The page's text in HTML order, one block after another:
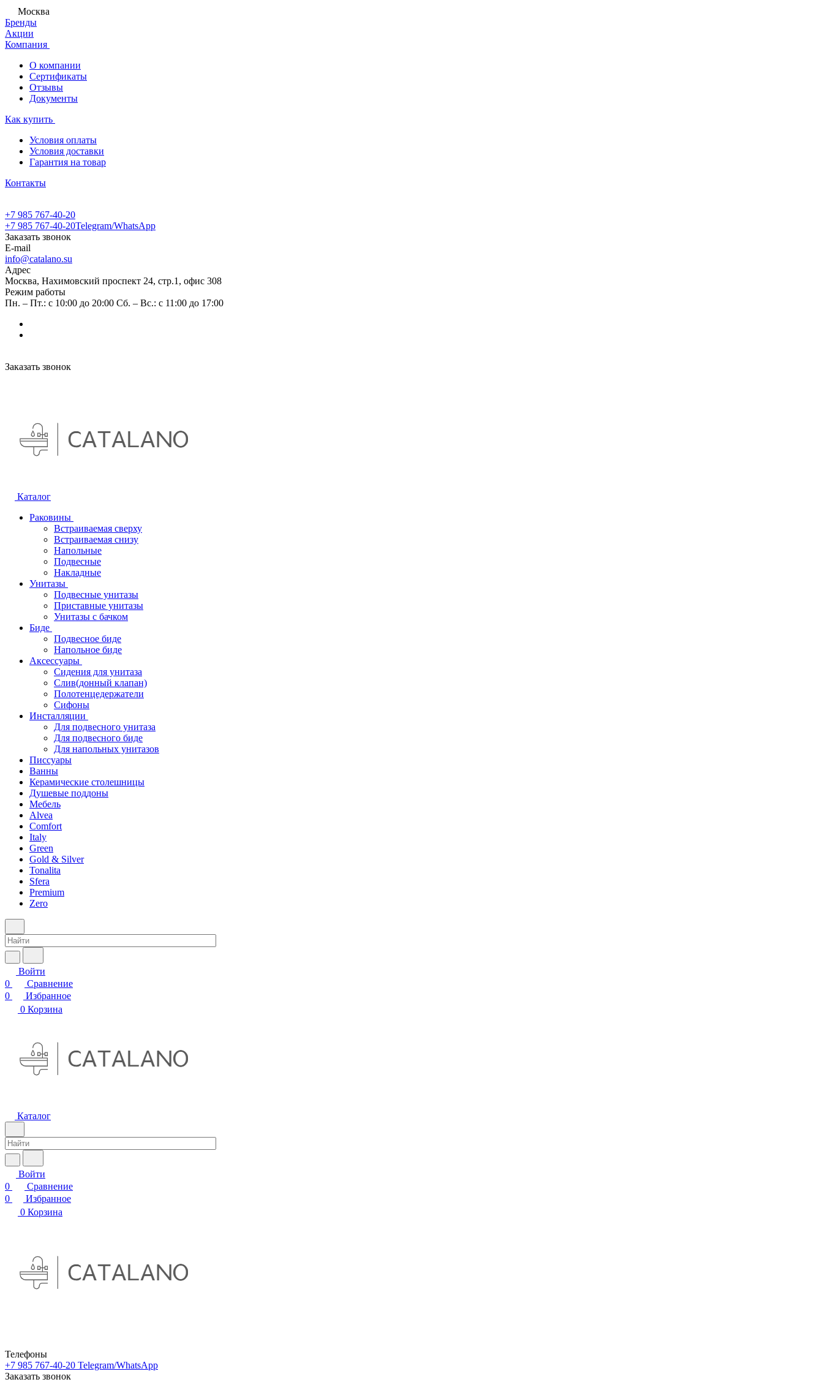
Москва
Бренды
Акции
Компания
О компании
Сертификаты
Отзывы
Документы
Как купить
Условия оплаты
Условия доставки
Гарантия на товар
Контакты
+7 985 767-40-20
+7 985 767-40-20Telegram/WhatsApp
Заказать звонок
E-mail
info@catalano.su
Адрес
Москва, Нахимовский проспект 24, стр.1, офис 308
Режим работы
Пн. – Пт.: с 10:00 до 20:00 Сб. – Вс.: с 11:00 до 17:00
Заказать звонок
Каталог
Раковины
Встраиваемая сверху
Встраиваемая снизу
Напольные
Подвесные
Накладные
Унитазы
Подвесные унитазы
Приставные унитазы
Унитазы с бачком
Биде
Подвесное биде
Напольное биде
Аксессуары
Сидения для унитаза
Слив(донный клапан)
Полотенцедержатели
Сифоны
Инсталляции
Для подвесного унитаза
Для подвесного биде
Для напольных унитазов
Писсуары
Ванны
Керамические столешницы
Душевые поддоны
Мебель
Alvea
Comfort
Italy
Green
Gold & Silver
Tonalita
Sfera
Premium
Zero
Войти
0
Сравнение
0
Избранное
0 Корзина
Каталог
Войти
0
Сравнение
0
Избранное
0 Корзина
Телефоны
+7 985 767-40-20 Telegram/WhatsApp
Заказать звонок